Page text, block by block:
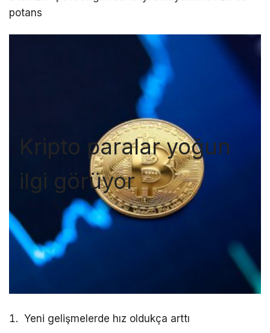
potans
Kripto paralar yoğun
ilgi görüyor
Yeni gelişmelerde hız oldukça arttı